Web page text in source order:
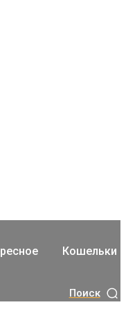
Кошельки
Поиск